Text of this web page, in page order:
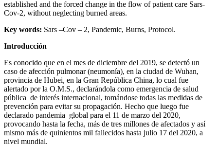
established and the forced change in the flow of patient care Sars-
Cov-2, without neglecting burned areas.
Key words: Sars –Cov – 2, Pandemic, Burns, Protocol.
Introducción
Es conocido que en el mes de diciembre del 2019, se detectó un
caso de afección pulmonar (neumonía), en la ciudad de Wuhan,
provincia de Hubei, en la Gran República China, lo cual fue
alertado por la O.M.S., declarándola como emergencia de salud
pública de interés internacional, tomándose todas las medidas de
prevención para evitar su propagación. Hecho que luego fue
declarado pandemia global para el 11 de marzo del 2020,
provocando hasta la fecha, más de tres millones de afectados y así
mismo más de quinientos mil fallecidos hasta julio 17 del 2020, a
nivel mundial.